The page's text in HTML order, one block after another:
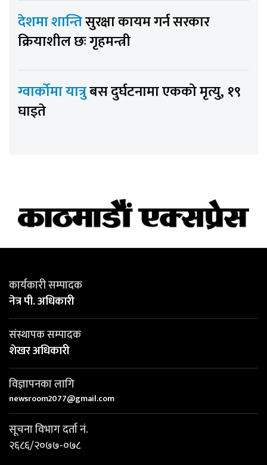
देशमा शान्तिसुरक्षा कायम गर्न सरकार
क्रियाशील छः गृहमन्त्री
ग्वार्कोमा यात्रुबस दुर्घटनामा एकको मृत्यु, १९
घाइते
कार्यकारी सम्पादक
नेत्र पी. अधिकारी
संस्थापक सम्पादक
शेखर अधिकारी
विज्ञापनका लागि
newsroom2077@gmail.com
सूचना विभाग दर्ता नं.
२६८६/२०७७-०७८